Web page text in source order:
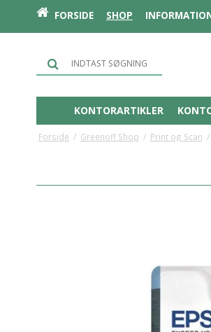
FORSIDE SHOP
KONTORARTIKLER
Forside / Greenoff Shop / Print og Scan /